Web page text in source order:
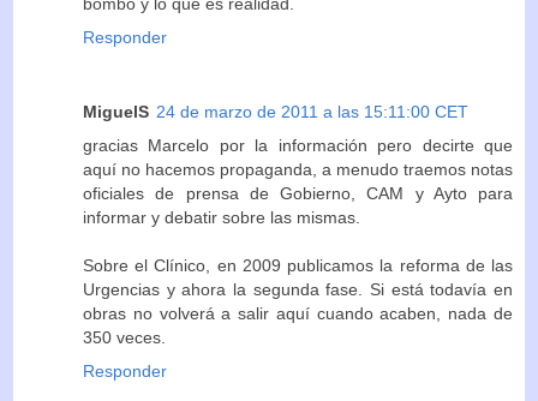
Responder
MiguelS 24 de marzo de 2011 a las 15:11:00 CET
gracias Marcelo por la información pero decirte que
aquí no hacemos propaganda, a menudo traemos notas
oficiales de prensa de Gobierno, CAM y Ayto para
informar y debatir sobre las mismas.
Sobre el Clínico, en 2009 publicamos la reforma de las
Urgencias y ahora la segunda fase. Si está todavía en
obras no volverá a salir aquí cuando acaben, nada de
350 veces.
Responder